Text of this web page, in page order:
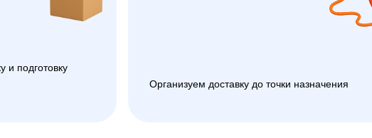
и подготовку
Организуем доставку до точки назначения